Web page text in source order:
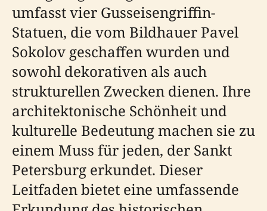
umfasst vier Gusseisengriffin-
Statuen, die vom Bildhauer Pavel
Sokolov geschaffen wurden und
sowohl dekorativen als auch
strukturellen Zwecken dienen. Ihre
architektonische Schönheit und
kulturelle Bedeutung machen sie zu
einem Muss für jeden, der Sankt
Petersburg erkundet. Dieser
Leitfaden bietet eine umfassende